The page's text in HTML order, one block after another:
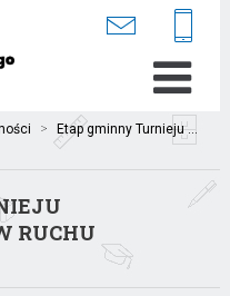
> Etap gminny Turnieju ...
RUCHU